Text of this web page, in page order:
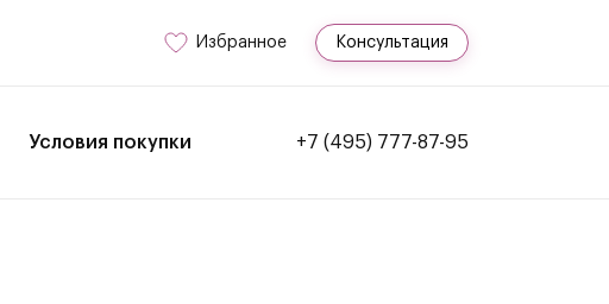
Избранное Консультация
Условия покупки +7 (495) 777-87-95